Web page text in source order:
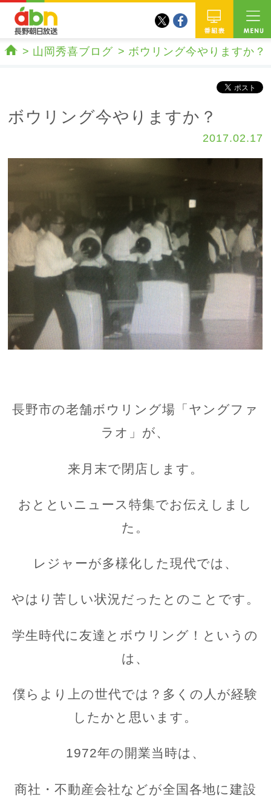
番組
twitterfacebook
山岡秀喜ブログ ボウリング今やりますか？
ボウリング今やりますか？
2017.02.17
長野市の老舗ボウリング場「ヤングファ
ラオ」が、
来月末で閉店します。
おとといニュース特集でお伝えしまし
た。
レジャーが多様化した現代では、
やはり苦しい状況だったとのことです。
学生時代に友達とボウリング！というの
は、
僕らより上の世代では？多くの人が経験
したかと思います。
1972年の開業当時は、
商社・不動産会社などが全国各地に建設